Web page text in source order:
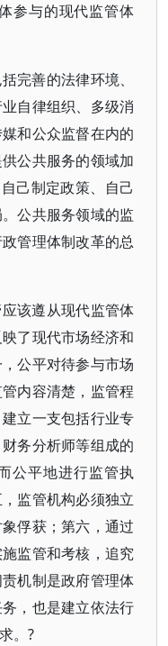
参与的现代监管体
完善的法律环境、
自律组织、多级消
和公众监督在内的
公共服务的领域加
己制定政策、自己
公共服务领域的监
管理体制改革的总
该遵从现代监管体
了现代市场经济和
公平对待参与市场
内容清楚，监管程
立一支包括行业专
务分析师等组成的
公平地进行监管执
监管机构必须独立
俘获；第六，通过
监管和考核，追究
机制是政府管理体
，也是建立依法行
。?